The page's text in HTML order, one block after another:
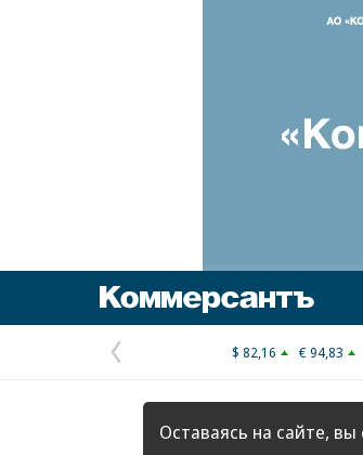
Предыдущая
страница
$ 82,16 € 94,83
Оставаясь на сайте, вы